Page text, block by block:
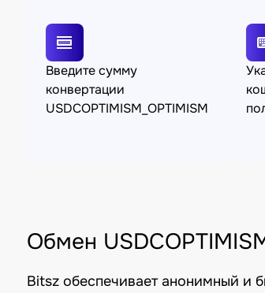
Введите сумму
конвертации
USDCOPTIMISM_OPTIMISM
Обмен
Bitsz обеспечивает анонимный и